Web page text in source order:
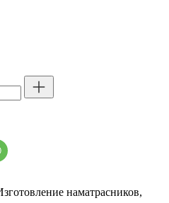
наматрасников,